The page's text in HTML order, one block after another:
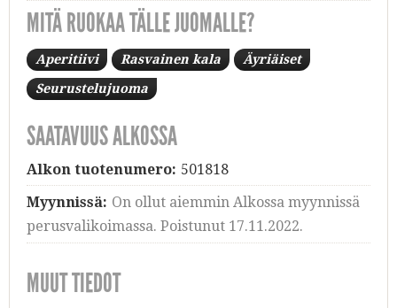
MITÄ RUOKAA TÄLLE JUOMALLE?
Aperitiivi Rasvainen kala Äyriäiset
Seurustelujuoma
SAATAVUUS ALKOSSA
Alkon tuotenumero: 501818
Myynnissä: On ollut aiemmin Alkossa myynnissä
perusvalikoimassa. Poistunut 17.11.2022.
MUUT TIEDOT